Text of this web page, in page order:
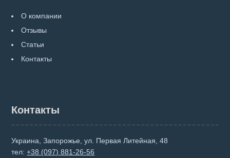
О компании
Отзывы
Статьи
Контакты
Контакты
Украина, Запорожье, ул. Первая Литейная, 48
тел:+38 (097) 881-26-56